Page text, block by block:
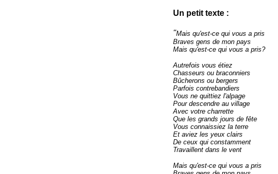
Un petit texte :
"Mais qu'est-ce qui vous a pris
Braves gens de mon pays
Mais qu'est-ce qui vous a pris?
Autrefois vous étiez
Chasseurs ou braconniers
Bûcherons ou bergers
Parfois contrebandiers
Vous ne quittiez l'alpage
Pour descendre au village
Avec votre charrette
Que les grands jours de fête
Vous connaissiez la terre
Et aviez les yeux clairs
De ceux qui constamment
Travaillent dans le vent
Mais qu'est-ce qui vous a pris